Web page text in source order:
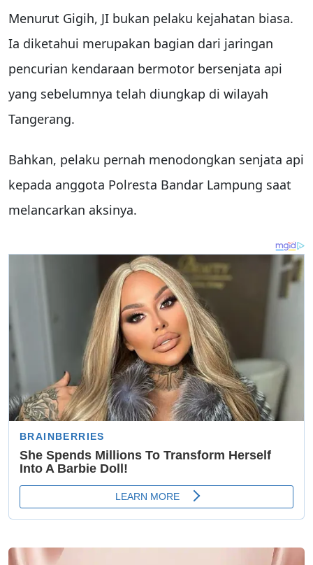
Menurut Gigih, JI bukan pelaku kejahatan biasa.
Ia diketahui merupakan bagian dari jaringan
pencurian kendaraan bermotor bersenjata api
yang sebelumnya telah diungkap di wilayah
Tangerang.
Bahkan, pelaku pernah menodongkan senjata api
kepada anggota Polresta Bandar Lampung saat
melancarkan aksinya.